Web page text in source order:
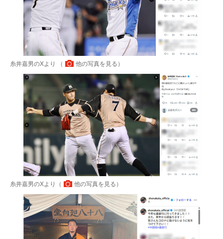
糸井嘉男のXより （ 他の写真を見る ）
糸井嘉男のXより（ 他の写真を見る ）